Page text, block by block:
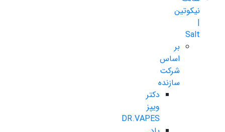
نیکوتین
|
Salt
بر
اساس
شرکت
سازنده
دکتر
ویپز
DR.VAPES